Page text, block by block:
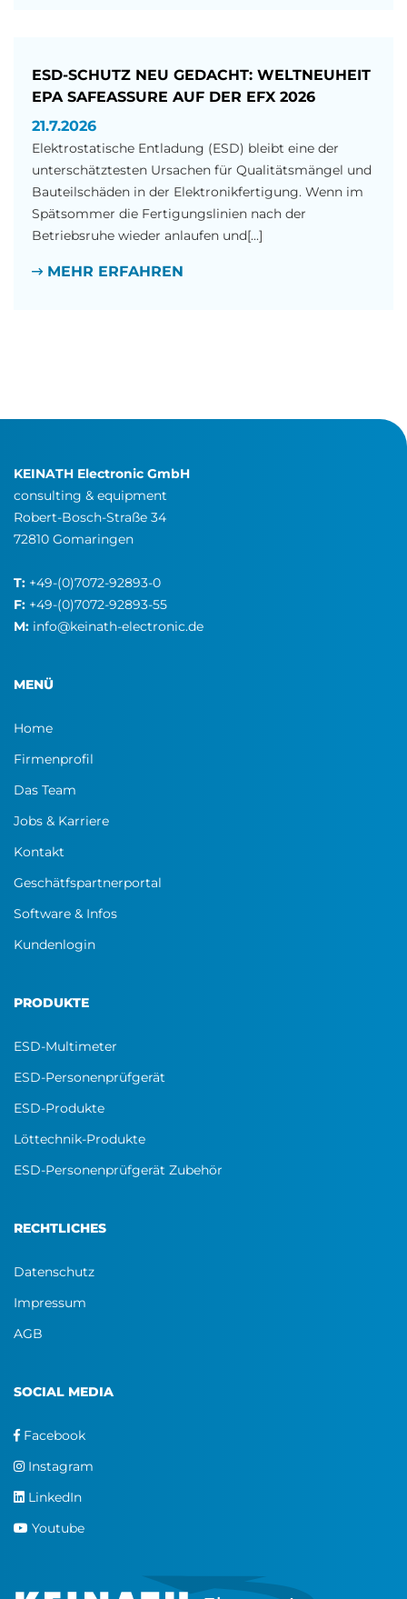
ESD-SCHUTZ NEU GEDACHT: WELTNEUHEIT
EPA SAFEASSURE AUF DER EFX 2026
21.7.2026
Elektrostatische Entladung (ESD) bleibt eine der
unterschätztesten Ursachen für Qualitätsmängel und
Bauteilschäden in der Elektronikfertigung. Wenn im
Spätsommer die Fertigungslinien nach der
Betriebsruhe wieder anlaufen und[...]
MEHR ERFAHREN
KEINATH Electronic GmbH
consulting & equipment
Robert-Bosch-Straße 34
72810 Gomaringen
T: +49-(0)7072-92893-0
F: +49-(0)7072-92893-55
M: info@keinath-electronic.de
MENÜ
Home
Firmenprofil
Das Team
Jobs & Karriere
Kontakt
Geschätfspartnerportal
Software & Infos
Kundenlogin
PRODUKTE
ESD-Multimeter
ESD-Personenprüfgerät
ESD-Produkte
Löttechnik-Produkte
ESD-Personenprüfgerät Zubehör
RECHTLICHES
Datenschutz
Impressum
AGB
SOCIAL MEDIA
Facebook
Instagram
LinkedIn
Youtube